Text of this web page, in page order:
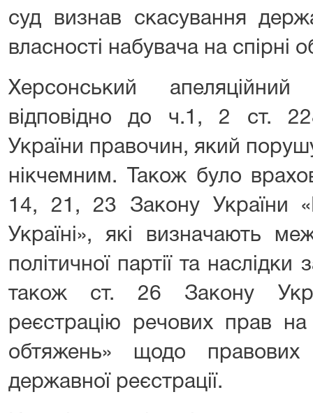
суд визнав скасування
власності набувача на спірні
Херсонський
відповідно до ч.1, 2 ст.
України правочин, який
нікчемним. Також було
14, 21, 23 Закону України
Україні», які визначають
політичної партії та наслідки
також ст. 26 Закону
реєстрацію речових прав
обтяжень» щодо правових
державної реєстрації.